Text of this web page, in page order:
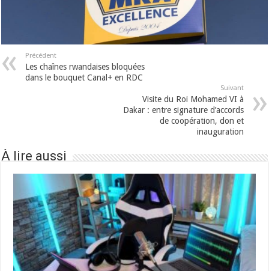
Précédent
Les chaînes rwandaises bloquées
dans le bouquet Canal+ en RDC
Suivant
Visite du Roi Mohamed VI à
Dakar : entre signature d’accords
de coopération, don et
inauguration
À lire aussi